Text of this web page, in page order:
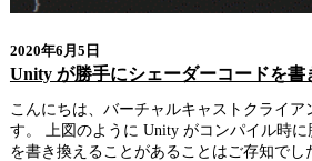
2020年6月5日
Unity が勝手にシェーダーコードを書
こんにちは、バーチャルキャストクライア
す。 上図のように Unity がコンパイル時
を書き換えることがあることはご存知でし